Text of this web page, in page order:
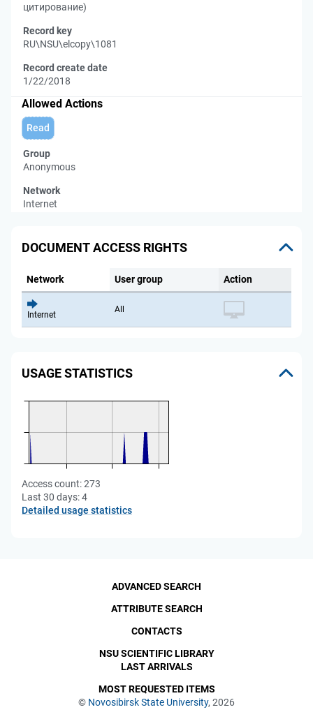
цитирование)
Record key
RU\NSU\elcopy\1081
Record create date
1/22/2018
Allowed Actions
Read
Group
Anonymous
Network
Internet
DOCUMENT ACCESS RIGHTS
Network User group Action
Internet
All
USAGE STATISTICS
Access count:273
Last 30 days:4
Detailed usage statistics
© Novosibirsk State University, 2026
ADVANCED SEARCH
ATTRIBUTE SEARCH
CONTACTS
NSU SCIENTIFIC LIBRARY
LAST ARRIVALS
MOST REQUESTED ITEMS